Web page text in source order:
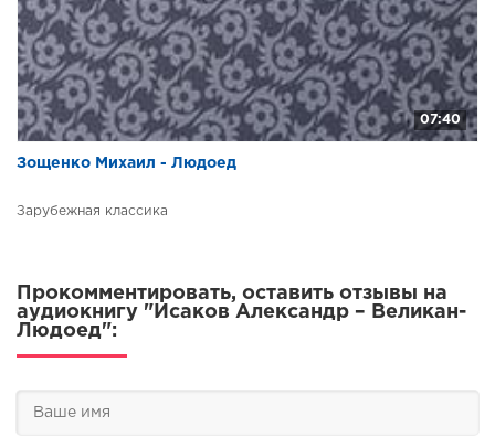
07:40
Зощенко Михаил - Людоед
Зарубежная классика
Прокомментировать, оставить отзывы на
аудиокнигу "Исаков Александр – Великан-
Людоед":